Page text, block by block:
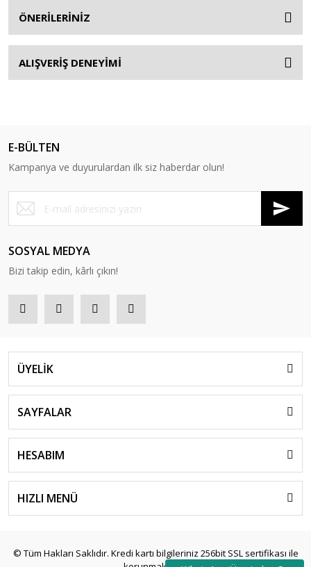
ÖNERİLERİNİZ
ALIŞVERİŞ DENEYİMİ
E-BÜLTEN
Kampanya ve duyurulardan ilk siz haberdar olun!
SOSYAL MEDYA
Bizi takip edin, kârlı çıkın!
ÜYELİK
SAYFALAR
HESABIM
HIZLI MENÜ
© Tüm Hakları Saklıdır. Kredi kartı bilgileriniz 256bit SSL sertifikası ile